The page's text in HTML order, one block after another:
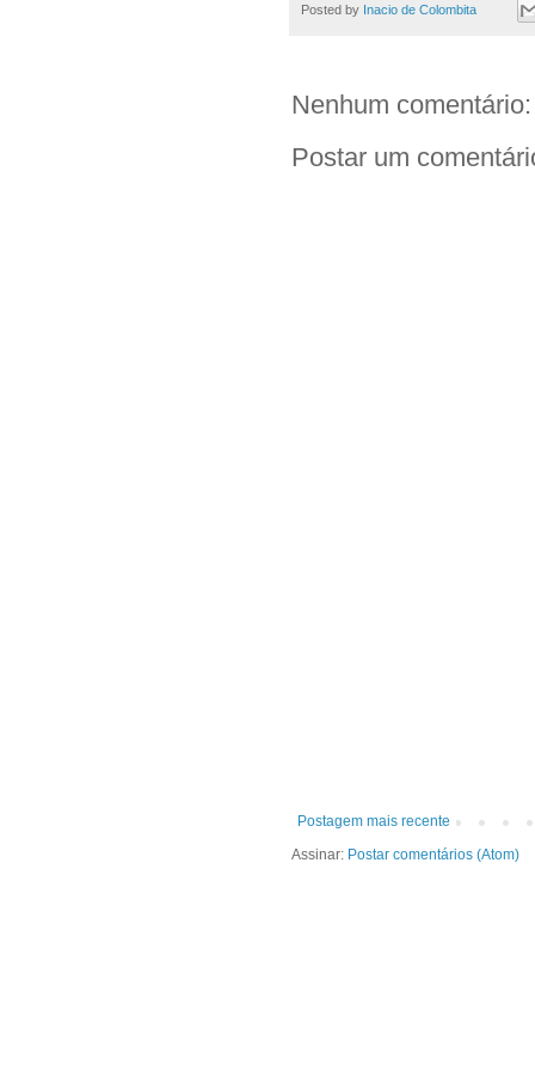
b
t
s
t
Posted by Inacio de Colombita
Nenhum comentário:
Postar um
Postagem mais recente
Assinar: Postar comentários (Atom)